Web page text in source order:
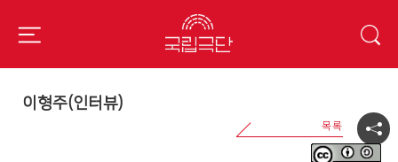
이형주(인터뷰)